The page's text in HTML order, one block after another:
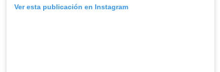
Ver esta publicación en Instagram